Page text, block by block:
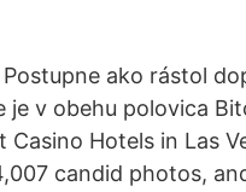
ako rástol
je v obehu polovica
Hotels in Las
candid photos,